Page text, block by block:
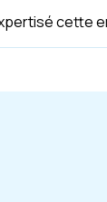
cette